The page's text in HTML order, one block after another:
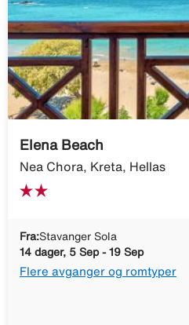
Elena Beach
Nea Chora, Kreta, Hellas
Fra:Stavanger Sola
14 dager, 5 Sep - 19 Sep
Flere avganger og romtyper